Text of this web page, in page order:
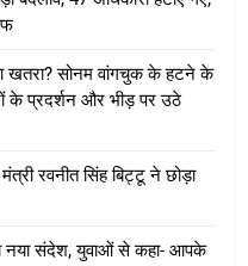
खतरा? सोनम वांगचुक के हटने के
के प्रदर्शन और भीड़ पर उठे
रवनीत सिंह बिट्टू ने छोड़ा
का नया संदेश, युवाओं से कहा- आपके